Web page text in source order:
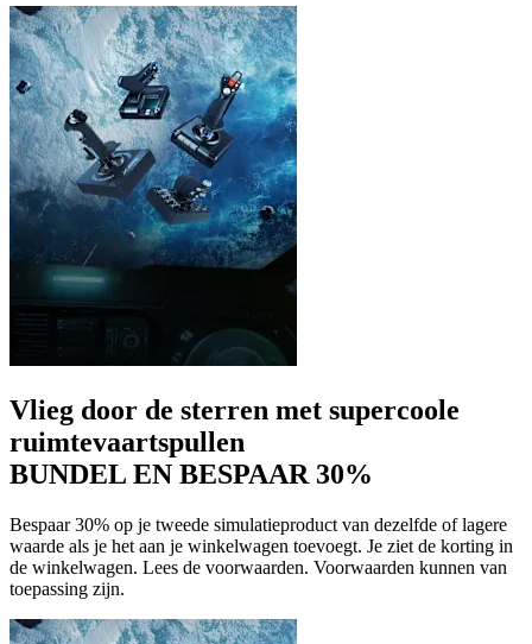
Vlieg door de sterren met supercoole
ruimtevaartspullen
BUNDEL EN BESPAAR 30%
Bespaar 30% op je tweede simulatieproduct van dezelfde of lagere
waarde als je het aan je winkelwagen toevoegt. Je ziet de korting in
de winkelwagen. Lees de voorwaarden. Voorwaarden kunnen van
toepassing zijn.